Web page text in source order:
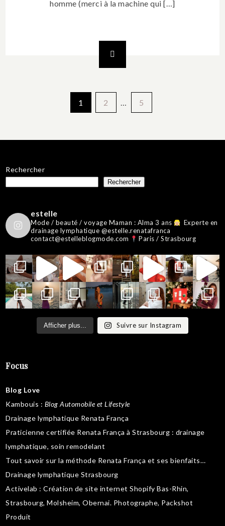
homme (merci à la machine qui […]
Pagination
publications
1 2 … 5
Rechercher
Rechercher
estelle
Mode / beauté / voyage Maman : Alma 3 ans
Experte en
drainage lymphatique @estelle.renatafranca
contact@estelleblogmode.com
Paris / Strasbourg
Afficher plus... Suivre sur Instagram
Focus
Blog Love
Kambouis : Blog Automobile et Lifestyle
Drainage lymphatique Renata França
Praticienne certifiée Renata França à Strasbourg : drainage
lymphatique, soin remodelant
Tout savoir sur la méthode Renata França et ses bienfaits…
Drainage lymphatique Strasbourg
Activelab : Création de site internet Shopify Bas-Rhin,
Strasbourg, Molsheim, Obernai. Photographe, Packshot
Produit